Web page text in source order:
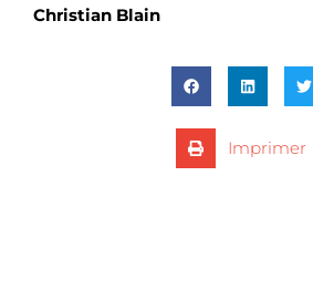
Christian Blain
Imprimer